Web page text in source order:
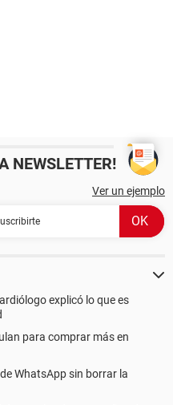
NEWSLETTER!
Ver un ejemplo
explicó lo que es
para comprar más en
WhatsApp sin borrar la